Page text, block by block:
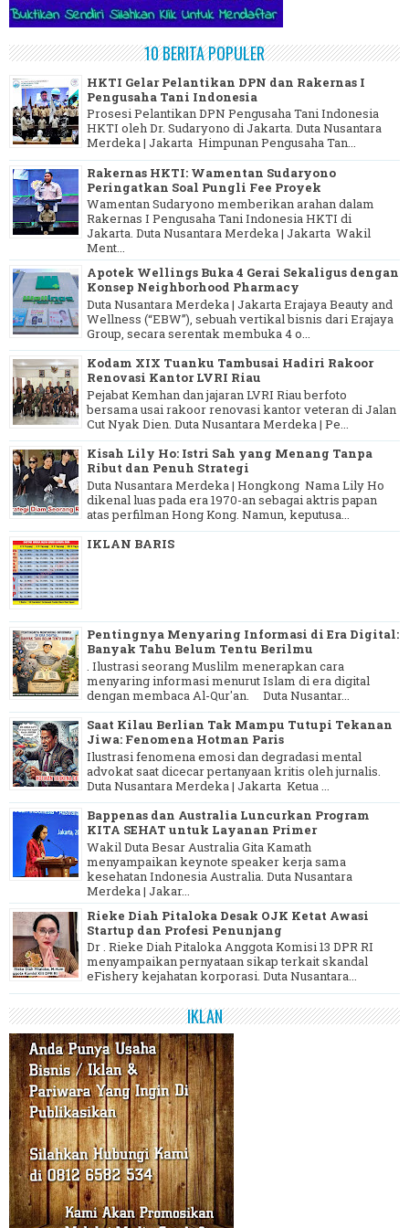
10 BERITA POPULER
HKTI Gelar Pelantikan DPN dan Rakernas I
Pengusaha Tani Indonesia
Prosesi Pelantikan DPN Pengusaha Tani Indonesia
HKTI oleh Dr. Sudaryono di Jakarta. Duta Nusantara
Merdeka | Jakarta Himpunan Pengusaha Tan...
Rakernas HKTI: Wamentan Sudaryono
Peringatkan Soal Pungli Fee Proyek
Wamentan Sudaryono memberikan arahan dalam
Rakernas I Pengusaha Tani Indonesia HKTI di
Jakarta. Duta Nusantara Merdeka | Jakarta Wakil
Ment...
Apotek Wellings Buka 4 Gerai Sekaligus dengan
Konsep Neighborhood Pharmacy
Duta Nusantara Merdeka | Jakarta Erajaya Beauty and
Wellness (“EBW”), sebuah vertikal bisnis dari Erajaya
Group, secara serentak membuka 4 o...
Kodam XIX Tuanku Tambusai Hadiri Rakoor
Renovasi Kantor LVRI Riau
Pejabat Kemhan dan jajaran LVRI Riau berfoto
bersama usai rakoor renovasi kantor veteran di Jalan
Cut Nyak Dien. Duta Nusantara Merdeka | Pe...
Kisah Lily Ho: Istri Sah yang Menang Tanpa
Ribut dan Penuh Strategi
Duta Nusantara Merdeka | Hongkong Nama Lily Ho
dikenal luas pada era 1970-an sebagai aktris papan
atas perfilman Hong Kong. Namun, keputusa...
IKLAN BARIS
Pentingnya Menyaring Informasi di Era Digital:
Banyak Tahu Belum Tentu Berilmu
. Ilustrasi seorang Muslilm menerapkan cara
menyaring informasi menurut Islam di era digital
dengan membaca Al-Qur'an. Duta Nusantar...
Saat Kilau Berlian Tak Mampu Tutupi Tekanan
Jiwa: Fenomena Hotman Paris
Ilustrasi fenomena emosi dan degradasi mental
advokat saat dicecar pertanyaan kritis oleh jurnalis.
Duta Nusantara Merdeka | Jakarta Ketua ...
Bappenas dan Australia Luncurkan Program
KITA SEHAT untuk Layanan Primer
Wakil Duta Besar Australia Gita Kamath
menyampaikan keynote speaker kerja sama
kesehatan Indonesia Australia. Duta Nusantara
Merdeka | Jakar...
Rieke Diah Pitaloka Desak OJK Ketat Awasi
Startup dan Profesi Penunjang
Dr . Rieke Diah Pitaloka Anggota Komisi 13 DPR RI
menyampaikan pernyataan sikap terkait skandal
eFishery kejahatan korporasi. Duta Nusantara...
IKLAN